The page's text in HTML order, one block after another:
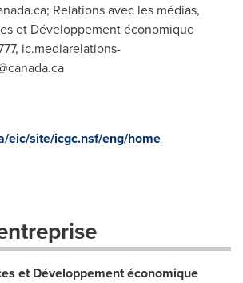
; Relations avec les médias,
et Développement économique
ic.mediarelations-
eic/site/icgc.nsf/eng/home
et Développement économique